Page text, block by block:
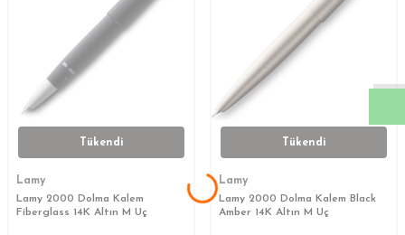
Tükendi
Lamy
Lamy 2000 Dolma Kalem
Fiberglass 14K Altın M Uç
Tükendi
Lamy
Lamy 2000 Dolma Kalem Black
Amber 14K Altın M Uç